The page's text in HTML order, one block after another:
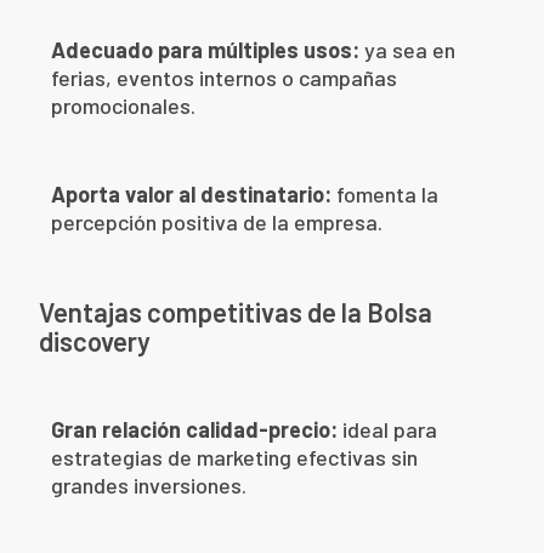
Adecuado para múltiples usos: ya sea en
ferias, eventos internos o campañas
promocionales.
Aporta valor al destinatario: fomenta la
percepción positiva de la empresa.
Ventajas competitivas de la Bolsa
discovery
Gran relación calidad-precio: ideal para
estrategias de marketing efectivas sin
grandes inversiones.